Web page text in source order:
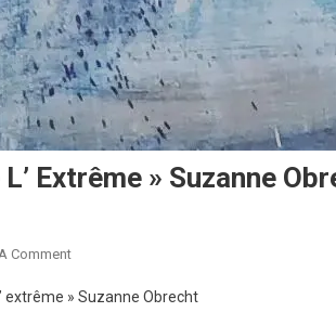
Extrême » Suzanne
CommentOn
« Peindre
extrême » Suzanne Obrecht